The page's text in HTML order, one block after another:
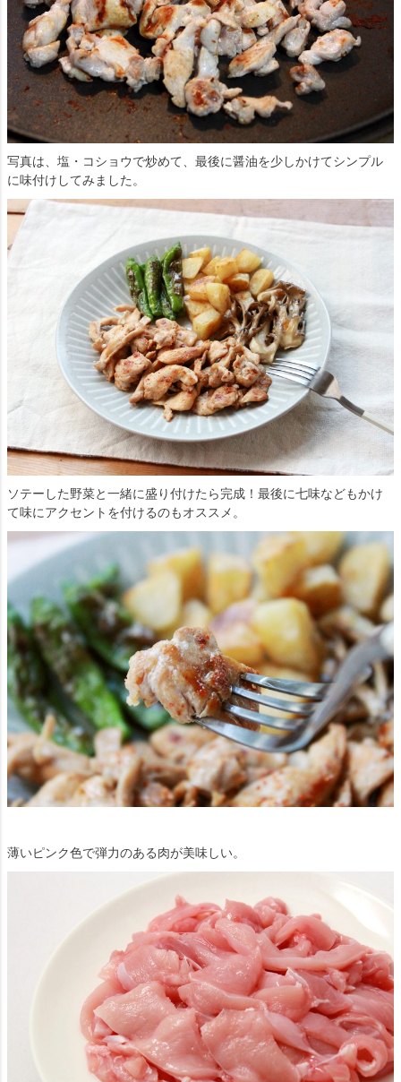
写真は、塩・コショウで炒めて、最後に醤油を少しかけてシンプル
に味付けしてみました。
ソテーした野菜と一緒に盛り付けたら完成！最後に七味などもかけ
て味にアクセントを付けるのもオススメ。
薄いピンク色で弾力のある肉が美味しい。